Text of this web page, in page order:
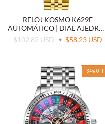
RELOJ KOSMO K629E
AUTOMÁTICO | DIAL AJEDREZ
SKELETON
$102.82 USD $58.23 USD
34% OFF